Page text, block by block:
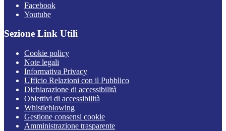
Facebook
Youtube
Sezione Link Utili
Cookie policy
Note legali
Informativa Privacy
Ufficio Relazioni con il Pubblico
Dichiarazione di accessibilità
Obiettivi di accessibilità
Whistleblowing
Gestione consensi cookie
Amministrazione trasparente